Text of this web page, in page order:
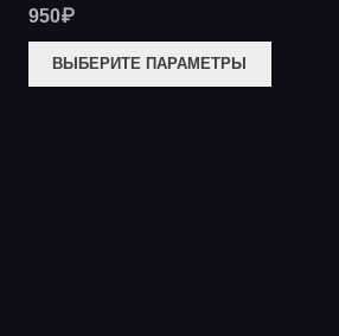
950₽
ВЫБЕРИТЕ ПАРАМЕТРЫ
товар